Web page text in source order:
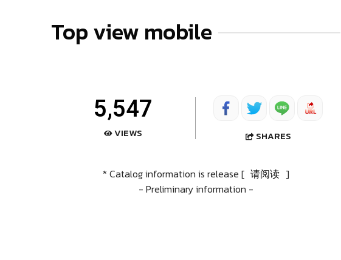
Top view mobile
5,547
VIEWS SHARES
* Catalog information is release [ 请阅读 ]
- Preliminary information -